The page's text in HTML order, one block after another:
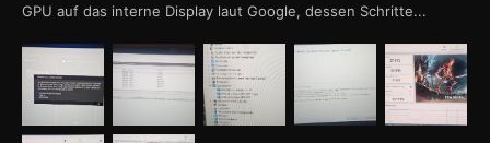
GPU auf das interne Display laut Google, dessen Schritte...